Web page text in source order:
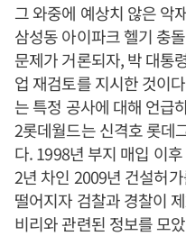
그 와중에 예상치 않은 악
삼성동 아이파크 헬기 충
문제가 거론되자, 박 대통
업 재검토를 지시한 것이
는 특정 공사에 대해 언급
2롯데월드는 신격호 롯데
다. 1998년 부지 매입 이
2년 차인 2009년 건설허
떨어지자 검찰과 경찰이
비리와 관련된 정보를 모